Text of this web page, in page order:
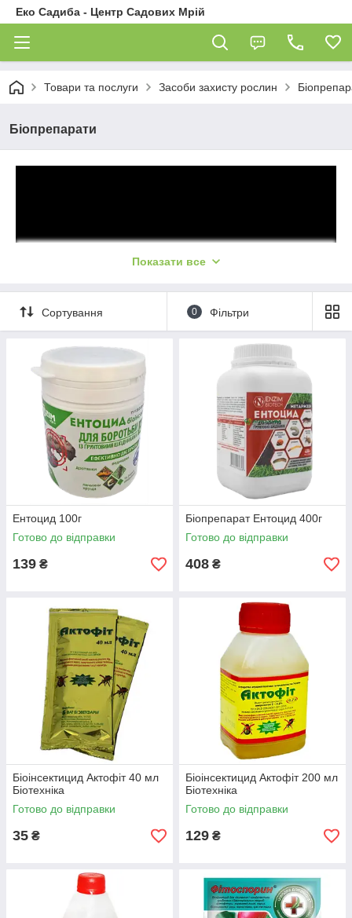
Еко Садиба - Центр Садових Мрій
Товари та послуги Засоби захисту рослин
Біопрепарати
Показати все
Сортування 0 Фільтри
Ентоцид 100г
Готово до відправки
139 ₴
Біопрепарат Ентоцид 400г
Готово до відправки
408 ₴
Біоінсектицид Актофіт 40 мл
Біотехніка
Готово до відправки
35 ₴
Біоінсектицид Актофіт 200 мл
Біотехніка
Готово до відправки
129 ₴